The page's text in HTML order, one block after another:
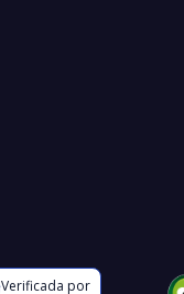
Verificada por